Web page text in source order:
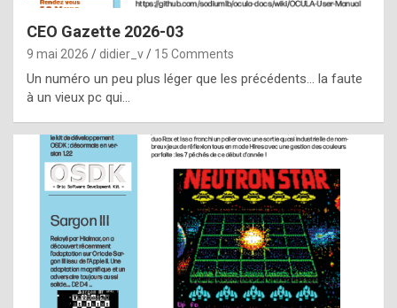
i
e
f
o
m
m
a
y
b
e
CEO Gazette 2026-03
9 mai 2026 didier_v 15 Comments
Un numéro un peu plus léger que les précédents… la faute
à un vieux pc qui…